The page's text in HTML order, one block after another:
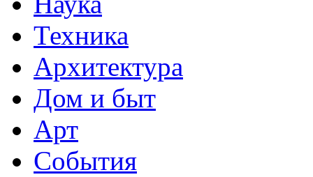
Техника
Архитектура
Дом и быт
Арт
События